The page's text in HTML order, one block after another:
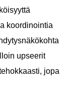
koordinointia
upseerit
jopa